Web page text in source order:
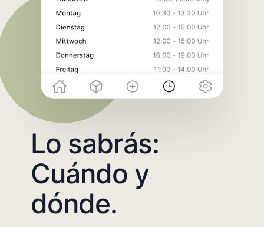
Lo sabrás:
Cuándo y
dónde.